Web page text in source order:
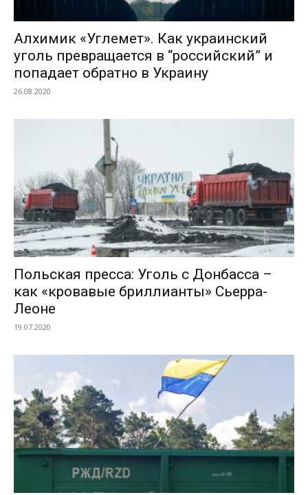
Алхимик «Углемет». Как украинский
уголь превращается в “российский” и
попадает обратно в Украину
26.08.2020
Польская пресса: Уголь с Донбасса –
как «кровавые бриллианты» Сьерра-
Леоне
19.07.2020